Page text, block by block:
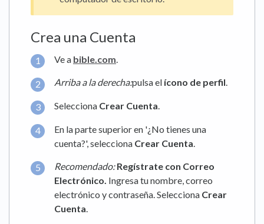
Crea una Cuenta
Ve a bible.com.
Arriba a la derecha:pulsa el ícono de perfil.
Selecciona Crear Cuenta.
En la parte superior en '¿No tienes una
cuenta?', selecciona Crear Cuenta
Recomendado: Regístrate con Correo
Electrónico. Ingresa tu nombre, correo
electrónico y contraseña. Selecciona Crear
Cuenta.